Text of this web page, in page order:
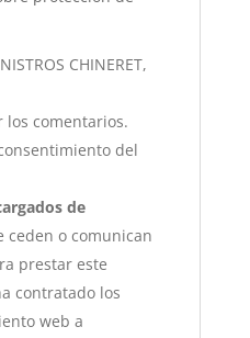
CHINERET,
los comentarios.
del
de
ceden o comunican
prestar este
contratado los
web a